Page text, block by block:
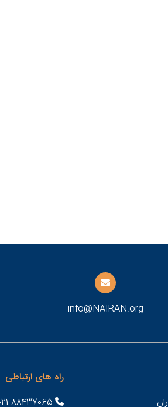
info@NAIRAN.org
راه های ارتباطی